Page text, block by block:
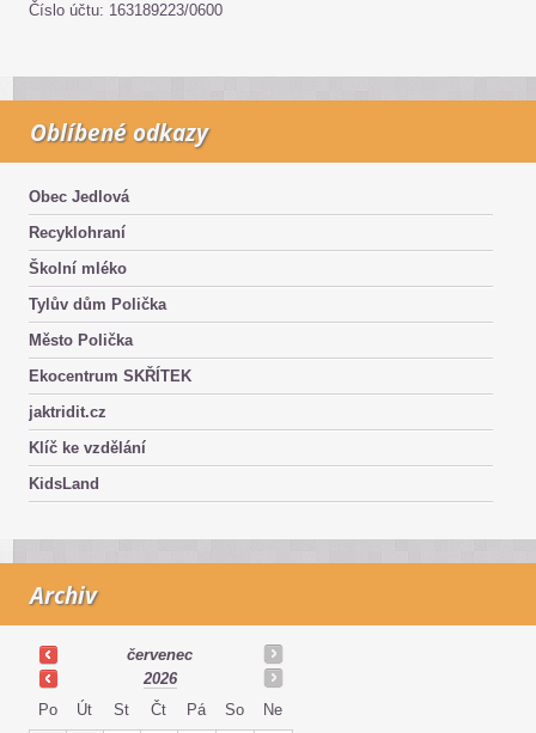
Číslo účtu: 163189223/0600
Oblíbené odkazy
Obec Jedlová
Recyklohraní
Školní mléko
Tylův dům Polička
Město Polička
Ekocentrum SKŘÍTEK
jaktridit.cz
Klíč ke vzdělání
KidsLand
Archiv
červenec
2026
Po
Út St Čt Pá So Ne